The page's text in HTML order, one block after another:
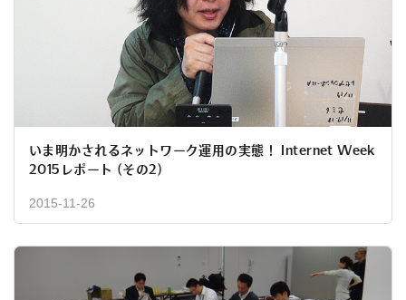
いま明かされるネットワーク運用の実態！ Internet Week
2015レポート (その2)
2015-11-26